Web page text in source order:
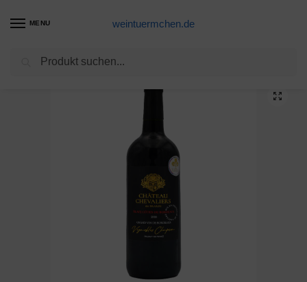
MENU weintuermchen.de
Weine 2020 Château Chevalier des Brards Blaye Côtes de Bordeaux Magnum